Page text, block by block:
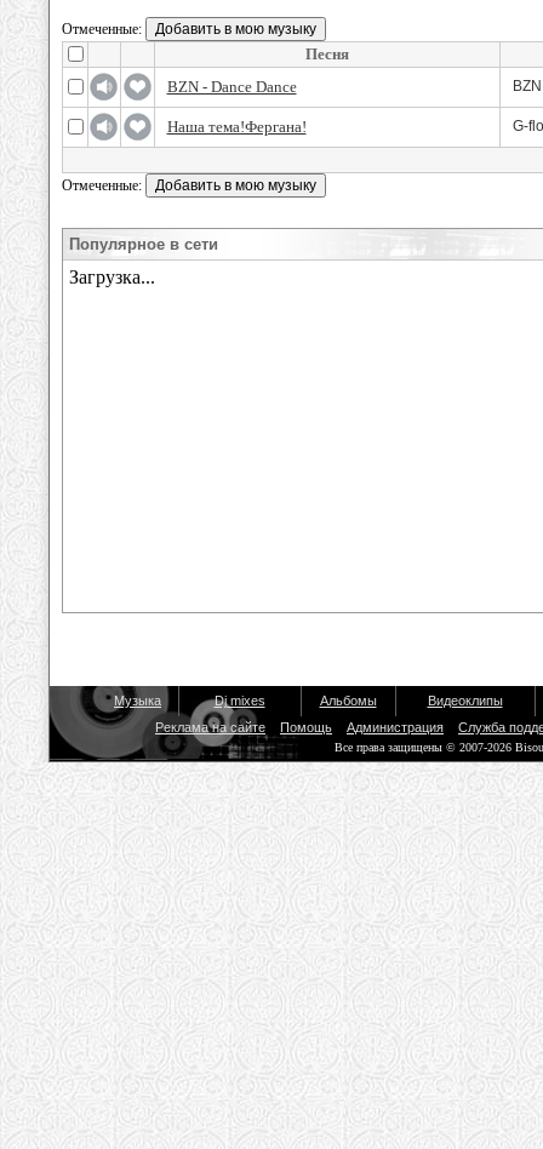
Отмеченные:
Песня
BZN - Dance Dance
BZN
Наша тема!Фергана! G-
Отмеченные:
Популярное в сети
Музыка Dj mixes Альбомы
Видеоклипы
Реклама на сайте
Помощь Администрация Служба
Все права защищены © 2007-2026